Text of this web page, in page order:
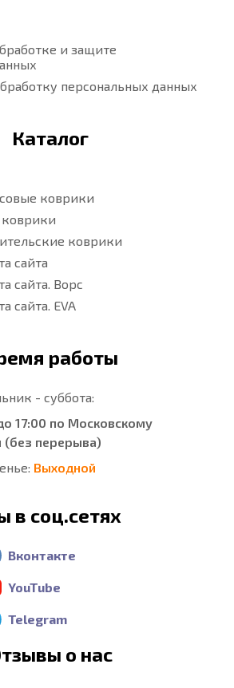
и защите
персональных данных
Каталог
коврики
коврики
коврики
сайта
сайта. Ворс
сайта. EVA
работы
- суббота:
17:00 по Московскому
(без перерыва)
Выходной
в соц.сетях
Вконтакте
YouTube
Telegram
о нас